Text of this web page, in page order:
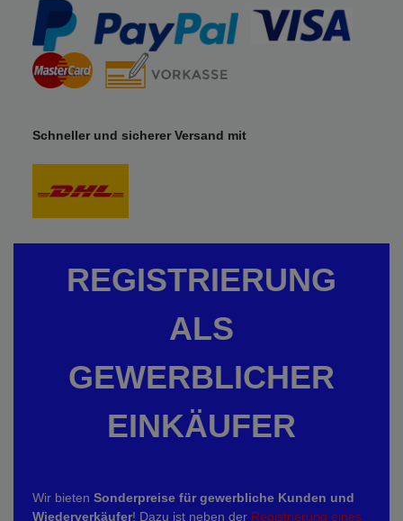
Schneller und sicherer Versand mit
REGISTRIERUNG
ALS
GEWERBLICHER
EINKÄUFER
Wir bieten Sonderpreise für gewerbliche Kunden und
Wiederverkäufer! Dazu ist neben der Registrierung eines